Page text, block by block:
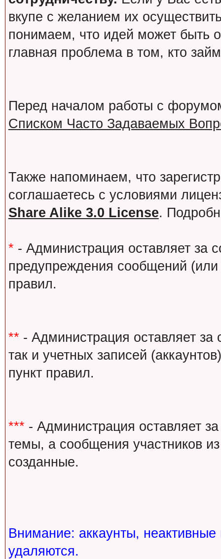
вкупе с желанием их
понимаем, что идей может быть
главная проблема в том, кто
Перед началом работы с
Списком Часто Задаваемых
Также напоминаем, что
соглашаетесь с условиями
Share Alike 3.0 License.
* - Администрация оставляет за
предупреждения сообщений
правил.
** - Администрация оставляет
так и учетных записей
пункт правил.
*** - Администрация оставляет
темы, а сообщения участников
созданные.
Внимание: аккаунты,
удаляются.